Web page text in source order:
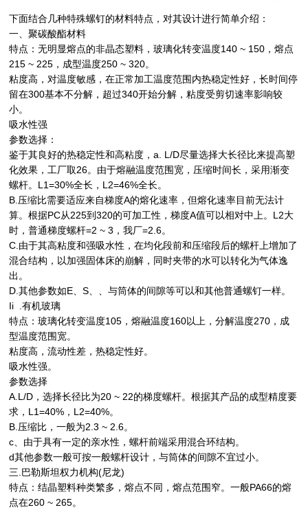
下面结合几种特殊螺钉的材料特点，对其设计进行简单介绍：
一、聚碳酸酯材料
特点：无明显熔点的非晶态塑料，玻璃化转变温度140 ~ 150，熔点
215 ~ 225，成型温度250 ~ 320。
粘度高，对温度敏感，在正常加工温度范围内热稳定性好，长时间停
留在300基本不分解，超过340开始分解，粘度受剪切速率影响较
小。
吸水性强
参数选择：
鉴于其良好的热稳定性和高粘度，a. L/D尽量选择大长径比来提高塑
化效果，工厂取26。由于熔融温度范围宽，压缩时间长，采用渐变
螺杆。L1=30%全长，L2=46%全长。
B.压缩比需要适应来自梯度A的熔化速率，但熔化速率目前无法计
算。根据PC从225到320的可加工性，梯度A值可以相对中上。L2大
时，普通梯度螺杆=2 ~ 3，我厂=2.6。
C.由于其高粘度和强吸水性，在均化段前和压缩段后的螺杆上增加了
混合结构，以加强固体床的崩解，同时夹带的水可以转化为气体逸
出。
D.其他参数如E、S、、与筒体的间隙等可以和其他普通螺钉一样。
Ii .有机玻璃
特点：玻璃化转变温度105，熔融温度160以上，分解温度270，成
型温度范围宽。
粘度高，流动性差，热稳定性好。
吸水性强。
参数选择
A.L/D，选择长径比为20 ~ 22的梯度螺杆。根据其产品的成型精度要
求，L1=40%，L2=40%。
B.压缩比，一般为2.3 ~ 2.6。
c、由于具有一定的亲水性，螺杆前端采用混合环结构。
d其他参数一般可按一般螺杆设计，与筒体的间隙不宜过小。
三.巴勒斯坦权力机构(尼龙)
特点：结晶塑料种类繁多，熔点不同，熔点范围窄。一般PA66的熔
点在260 ~ 265。